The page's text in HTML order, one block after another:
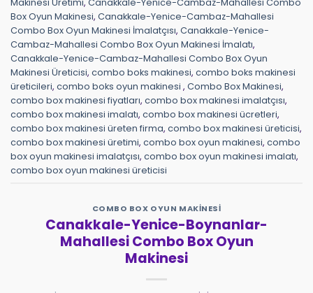
Box Oyun Makinesi, Canakkale-Yenice-Cambaz-Mahallesi
Combo Box Oyun Makinesi İmalatçısı, Canakkale-Yenice-
Cambaz-Mahallesi Combo Box Oyun Makinesi İmalatı,
Canakkale-Yenice-Cambaz-Mahallesi Combo Box Oyun
Makinesi Üreticisi, combo boks makinesi, combo boks makinesi
üreticileri, combo boks oyun makinesi , Combo Box Makinesi,
combo box makinesi fiyatları, combo box makinesi imalatçısı,
combo box makinesi imalatı, combo box makinesi ücretleri,
combo box makinesi üreten firma, combo box makinesi üreticisi,
combo box makinesi üretimi, combo box oyun makinesi, combo
box oyun makinesi imalatçısı, combo box oyun makinesi imalatı,
combo box oyun makinesi üreticisi
COMBO BOX OYUN MAKINESI
Canakkale-Yenice-Boynanlar-
Mahallesi Combo Box Oyun
Makinesi